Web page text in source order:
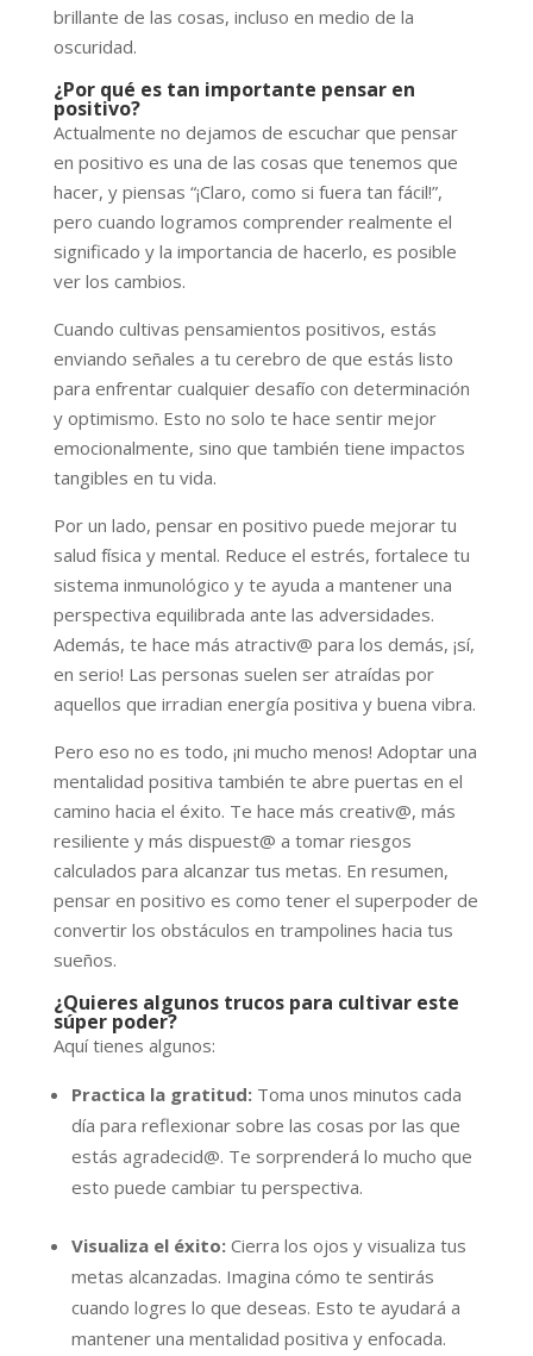
brillante de las cosas, incluso en medio de la
oscuridad.
¿Por qué es tan importante pensar en
positivo?
Actualmente no dejamos de escuchar que pensar
en positivo es una de las cosas que tenemos que
hacer, y piensas “¡Claro, como si fuera tan fácil!”,
pero cuando logramos comprender realmente el
significado y la importancia de hacerlo, es posible
ver los cambios.
Cuando cultivas pensamientos positivos, estás
enviando señales a tu cerebro de que estás listo
para enfrentar cualquier desafío con determinación
y optimismo. Esto no solo te hace sentir mejor
emocionalmente, sino que también tiene impactos
tangibles en tu vida.
Por un lado, pensar en positivo puede mejorar tu
salud física y mental. Reduce el estrés, fortalece tu
sistema inmunológico y te ayuda a mantener una
perspectiva equilibrada ante las adversidades.
Además, te hace más atractiv@ para los demás, ¡sí,
en serio! Las personas suelen ser atraídas por
aquellos que irradian energía positiva y buena vibra.
Pero eso no es todo, ¡ni mucho menos! Adoptar una
mentalidad positiva también te abre puertas en el
camino hacia el éxito. Te hace más creativ@, más
resiliente y más dispuest@ a tomar riesgos
calculados para alcanzar tus metas. En resumen,
pensar en positivo es como tener el superpoder de
convertir los obstáculos en trampolines hacia tus
sueños.
¿Quieres algunos trucos para cultivar este
súper poder?
Aquí tienes algunos:
Practica la gratitud:Toma unos minutos cada
día para reflexionar sobre las cosas por las que
estás agradecid@. Te sorprenderá lo mucho que
esto puede cambiar tu perspectiva.
Visualiza el éxito:Cierra los ojos y visualiza tus
metas alcanzadas. Imagina cómo te sentirás
cuando logres lo que deseas. Esto te ayudará a
mantener una mentalidad positiva y enfocada.